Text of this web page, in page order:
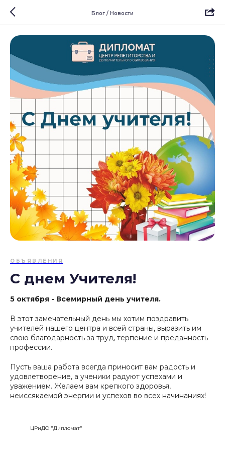
Блог / Новости
ОБЪЯВЛЕНИЯ
С днем Учителя!
5 октября - Всемирный день учителя.
В этот замечательный день мы хотим поздравить
учителей нашего центра и всей страны, выразить им
свою благодарность за труд, терпение и преданность
профессии.
Пусть ваша работа всегда приносит вам радость и
удовлетворение, а ученики радуют успехами и
уважением. Желаем вам крепкого здоровья,
неиссякаемой энергии и успехов во всех начинаниях!
ЦРиДО "Дипломат"